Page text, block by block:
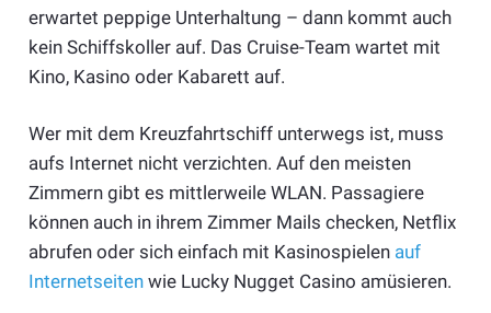
erwartet peppige Unterhaltung – dann kommt auch
kein Schiffskoller auf. Das Cruise-Team wartet mit
Kino, Kasino oder Kabarett auf.
Wer mit dem Kreuzfahrtschiff unterwegs ist, muss
aufs Internet nicht verzichten. Auf den meisten
Zimmern gibt es mittlerweile WLAN. Passagiere
können auch in ihrem Zimmer Mails checken, Netflix
abrufen oder sich einfach mit Kasinospielen auf
Internetseitenwie Lucky Nugget Casino amüsieren.